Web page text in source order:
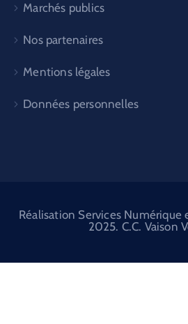
Marchés publics
Nos partenaires
Mentions légales
Données personnelles
Réalisation Services
2025. C.C. Vaison